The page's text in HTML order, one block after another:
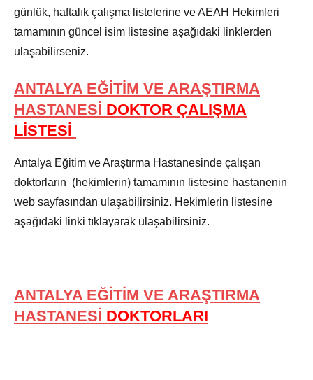
günlük, haftalık çalışma listelerine ve AEAH Hekimleri
tamamının güncel isim listesine aşağıdaki linklerden
ulaşabilirseniz.
ANTALYA EĞİTİM VE ARAŞTIRMA
HASTANESİ DOKTOR ÇALIŞMA
LİSTESİ
Antalya Eğitim ve Araştırma Hastanesinde çalışan
doktorların (hekimlerin) tamamının listesine hastanenin
web sayfasından ulaşabilirsiniz. Hekimlerin listesine
aşağıdaki linki tıklayarak ulaşabilirsiniz.
ANTALYA EĞİTİM VE ARAŞTIRMA
HASTANESİ DOKTORLARI